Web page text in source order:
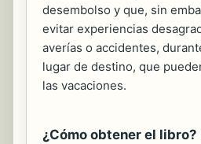
desembolso y que, sin
evitar experiencias
averías o accidentes,
lugar de destino, que
las vacaciones.
¿Cómo obtener el libro?